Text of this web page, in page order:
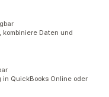
Daten und
QuickBooks Online oder